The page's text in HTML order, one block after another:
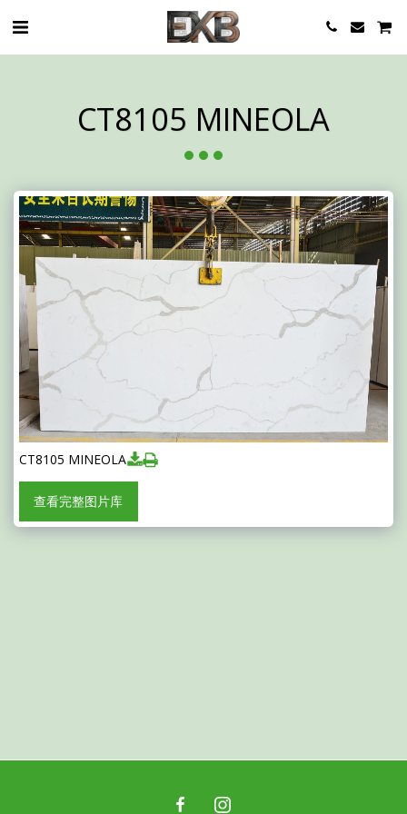
CT8105 MINEOLA
CT8105 MINEOLA
查看完整图片库